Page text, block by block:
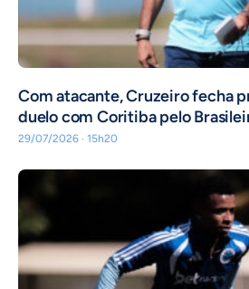
Com atacante, Cruzeiro fecha
duelo com Coritiba pelo
29/07/2026 · 15h20